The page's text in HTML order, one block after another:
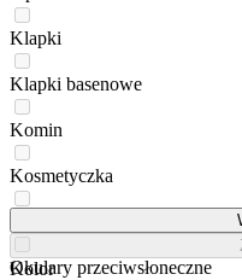
Klapki
Klapki basenowe
Komin
Kosmetyczka
Okulary przeciwsłoneczne
Kolor